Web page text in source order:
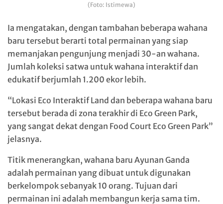
(Foto: Istimewa)
Ia mengatakan, dengan tambahan beberapa wahana
baru tersebut berarti total permainan yang siap
memanjakan pengunjung menjadi 30-an wahana.
Jumlah koleksi satwa untuk wahana interaktif dan
edukatif berjumlah 1.200 ekor lebih.
“Lokasi Eco Interaktif Land dan beberapa wahana baru
tersebut berada di zona terakhir di Eco Green Park,
yang sangat dekat dengan Food Court Eco Green Park”
jelasnya.
Titik menerangkan, wahana baru Ayunan Ganda
adalah permainan yang dibuat untuk digunakan
berkelompok sebanyak 10 orang. Tujuan dari
permainan ini adalah membangun kerja sama tim.